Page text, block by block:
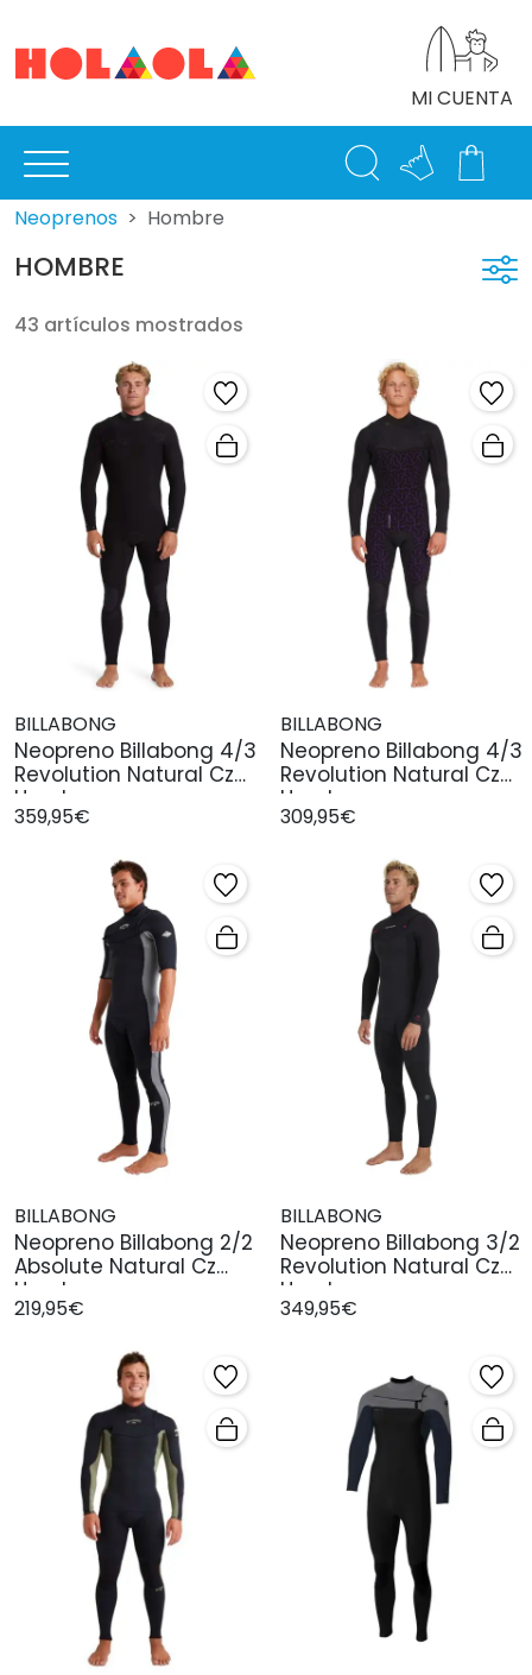
MI CUENTA
Neoprenos Hombre
HOMBRE
43 artículos mostrados
BILLABONG
Neopreno Billabong 4/3
Revolution Natural Cz
Hombr
359,95€
BILLABONG
Neopreno Billabong 4/3
Revolution Natural Cz
Hombr
309,95€
BILLABONG
Neopreno Billabong 2/2
Absolute Natural Cz
Hombre
219,95€
BILLABONG
Neopreno Billabong 3/2
Revolution Natural Cz
Hombr
349,95€